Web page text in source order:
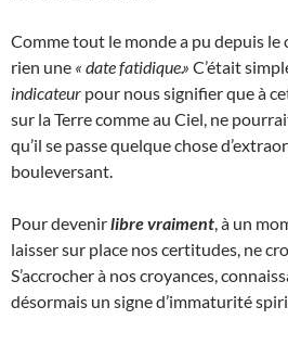
Comme tout le monde a pu depuis le
rien une « date fatidique.» C’était
indicateur pour nous signifier que à
sur la Terre comme au Ciel, ne
qu’il se passe quelque chose
bouleversant.
Pour devenirlibre vraiment , à un
laisser sur place nos certitudes, ne
S’accrocher à nos croyances,
désormais un signe d’immaturité